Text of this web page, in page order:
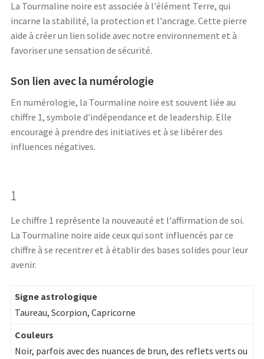
La Tourmaline noire est associée à l'élément Terre, qui
incarne la stabilité, la protection et l'ancrage. Cette pierre
aide à créer un lien solide avec notre environnement et à
favoriser une sensation de sécurité.
Son lien avec la numérologie
En numérologie, la Tourmaline noire est souvent liée au
chiffre 1, symbole d'indépendance et de leadership. Elle
encourage à prendre des initiatives et à se libérer des
influences négatives.
1
Le chiffre 1 représente la nouveauté et l'affirmation de soi.
La Tourmaline noire aide ceux qui sont influencés par ce
chiffre à se recentrer et à établir des bases solides pour leur
avenir.
Signe astrologique
Taureau, Scorpion, Capricorne
Couleurs
Noir, parfois avec des nuances de brun, des reflets verts ou